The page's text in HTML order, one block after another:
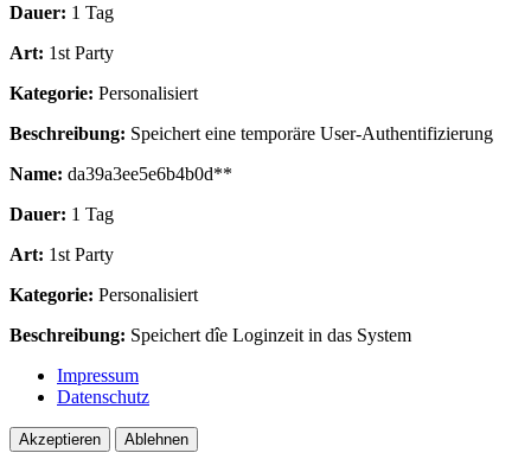
Dauer: 1 Tag
Art: 1st Party
Kategorie: Personalisiert
Beschreibung: Speichert eine temporäre User-Authentifizierung
Name: da39a3ee5e6b4b0d**
Dauer: 1 Tag
Art: 1st Party
Kategorie: Personalisiert
Beschreibung: Speichert dîe Loginzeit in das System
Impressum
Datenschutz
Akzeptieren Ablehnen